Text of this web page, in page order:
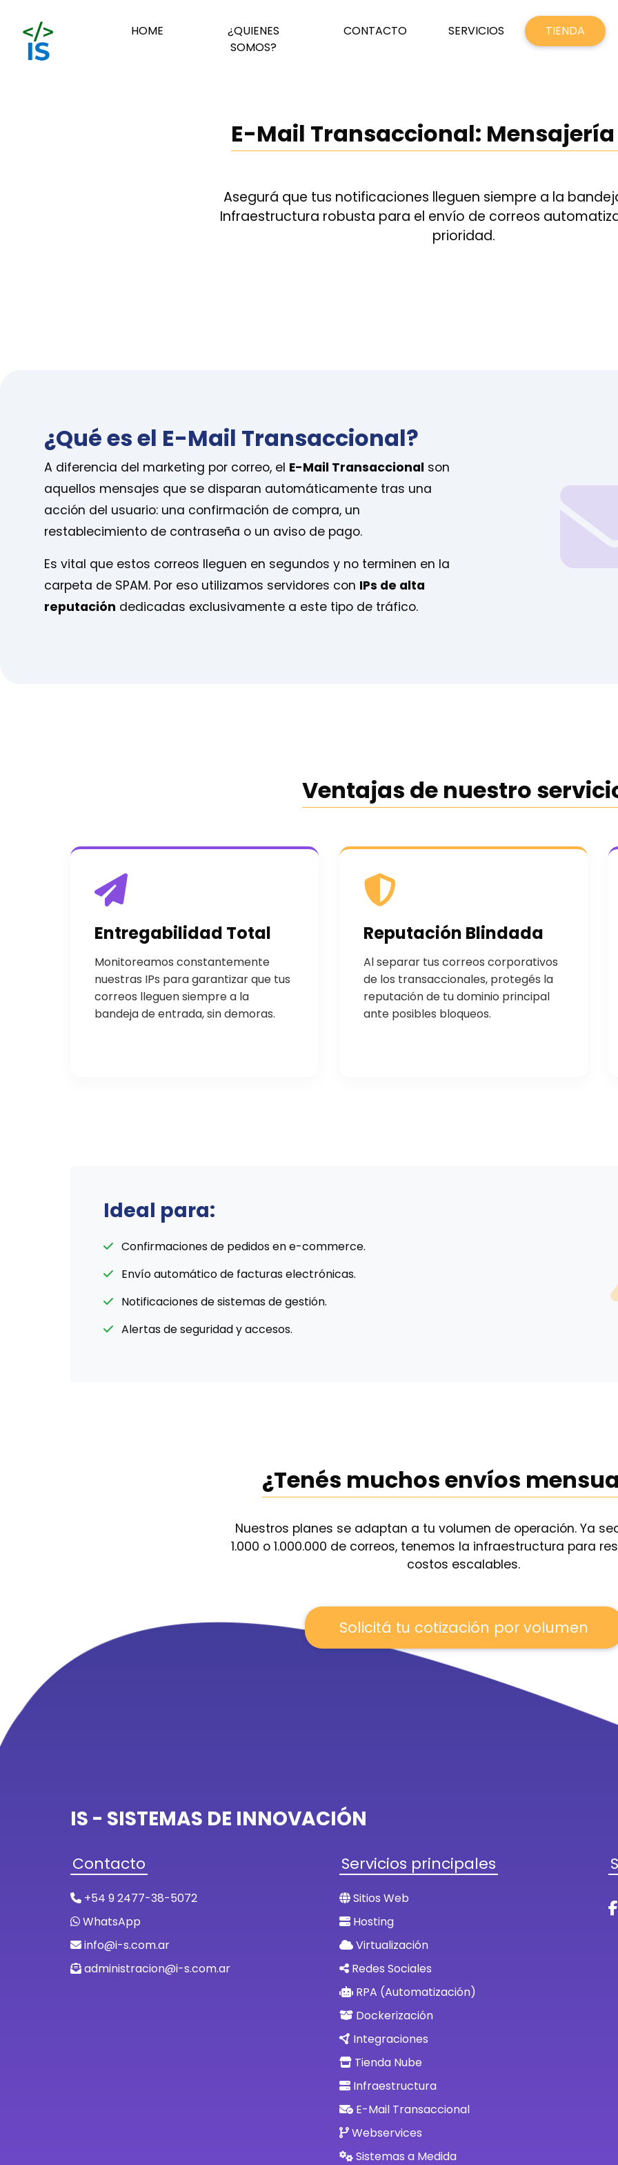
HOME
¿QUIENES
SOMOS?
CONTACTO SERVICIOS TIENDA
E-Mail Transaccional:
Asegurá que tus notificaciones lleguen siempre a la
Infraestructura robusta para el envío de correos
prioridad.
¿Qué es el E-Mail Transaccional?
A diferencia del marketing por correo, el E-Mail Transaccional son
aquellos mensajes que se disparan automáticamente tras una
acción del usuario: una confirmación de compra, un
restablecimiento de contraseña o un aviso de pago.
Es vital que estos correos lleguen en segundos y no terminen en la
carpeta de SPAM. Por eso utilizamos servidores con IPs de alta
reputación dedicadas exclusivamente a este tipo de tráfico.
Ventajas de nuestro
Entregabilidad Total
Monitoreamos constantemente
nuestras IPs para garantizar que tus
correos lleguen siempre a la
bandeja de entrada, sin demoras.
Reputación Blindada
Al separar tus correos corporativos
de los transaccionales, protegés la
reputación de tu dominio principal
ante posibles bloqueos.
Ideal para:
Confirmaciones de pedidos en e-commerce.
Envío automático de facturas electrónicas.
Notificaciones de sistemas de gestión.
Alertas de seguridad y accesos.
¿Tenés muchos envíos
Nuestros planes se adaptan a tu volumen de operación. Ya
1.000 o 1.000.000 de correos, tenemos la infraestructura para
costos escalables.
Solicitá tu cotización por volumen
IS - SISTEMAS DE INNOVACIÓN
Contacto
+54 9 2477-38-5072
WhatsApp
info@i-s.com.ar
administracion@i-s.com.ar
Servicios principales
Sitios Web
Hosting
Virtualización
Redes Sociales
RPA (Automatización)
Dockerización
Integraciones
Tienda Nube
Infraestructura
E-Mail Transaccional
Webservices
Sistemas a Medida